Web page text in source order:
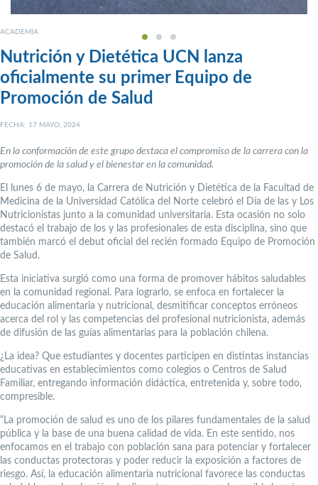
ACADEMIA
Nutrición y Dietética UCN lanza
oficialmente su primer Equipo de
Promoción de Salud
FECHA: 17 MAYO, 2024
En la conformación de este grupo destaca el compromiso de la carrera con la
promoción de la salud y el bienestar en la comunidad.
El lunes 6 de mayo, la Carrera de Nutrición y Dietética de la Facultad de
Medicina de la Universidad Católica del Norte celebró el Día de las y Los
Nutricionistas junto a la comunidad universitaria. Esta ocasión no solo
destacó el trabajo de los y las profesionales de esta disciplina, sino que
también marcó el debut oficial del recién formado Equipo de Promoción
de Salud.
Esta iniciativa surgió como una forma de promover hábitos saludables
en la comunidad regional. Para lograrlo, se enfoca en fortalecer la
educación alimentaria y nutricional, desmitificar conceptos erróneos
acerca del rol y las competencias del profesional nutricionista, además
de difusión de las guías alimentarias para la población chilena.
¿La idea? Que estudiantes y docentes participen en distintas instancias
educativas en establecimientos como colegios o Centros de Salud
Familiar, entregando información didáctica, entretenida y, sobre todo,
compresible.
“La promoción de salud es uno de los pilares fundamentales de la salud
pública y la base de una buena calidad de vida. En este sentido, nos
enfocamos en el trabajo con población sana para potenciar y fortalecer
las conductas protectoras y poder reducir la exposición a factores de
riesgo. Así, la educación alimentaria nutricional favorece las conductas